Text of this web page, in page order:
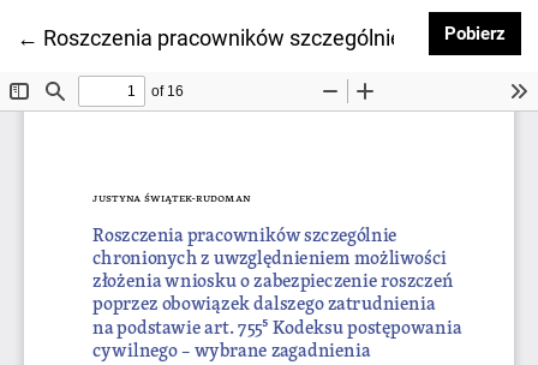
← Wróć do szczegółów artykułu
Roszczenia pracowników szczególnie Pobierz